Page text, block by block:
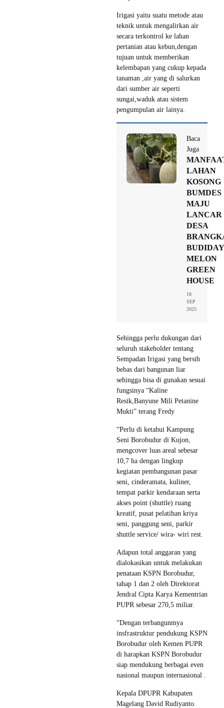
Irigasi yaitu suatu metode atau
teknik untuk mengalirkan air
secara terkontrol ke lahan
pertanian atau kebun,dengan
tujuan untuk memberikan
kelembapan yang cukup kepada
tanaman ,air yang di salurkan
dari sumber air seperti
sungai,waduk atau sistem
pengumpulan air lainya.
Baca
Juga
LAHAN
KOSONG
BUMDES
MAJU
LANCAR
DESA
MELON
GREEN
HOUSE
18
SEP
2025
Sehingga perlu dukungan dari
seluruh stakeholder tentang
Sempadan Irigasi yang bersih
bebas dari bangunan liar
sehingga bisa di gunakan sesuai
fungsinya “Kaline
Resik,Banyune Mili Petanine
Mukti” terang Fredy
“Perlu di ketahui Kampung
Seni Borobudur di Kujon,
mengcover luas areal sebesar
10,7 ha dengan lingkup
kegiatan pembangunan pasar
seni, cinderamata, kuliner,
tempat parkir kendaraan serta
akses point (shuttle) ruang
kreatif, pusat pelatihan kriya
seni, panggung seni, parkir
shuttle service/ wira- wiri rest.
Adapun total anggaran yang
dialokasikan untuk melakukan
penataan KSPN Borobudur,
tahap 1 dan 2 oleh Direktorat
Jendral Cipta Karya Kementrian
PUPR sebesar 270,5 miliar.
“Dengan terbangunmya
insfrastruktur pendukung KSPN
Borobudur oleh Kemen PUPR
di harapkan KSPN Borobudur
siap mendukung berbagai even
nasional maupun internasional .
Kepala DPUPR Kabupaten
Magelang David Rudiyanto.